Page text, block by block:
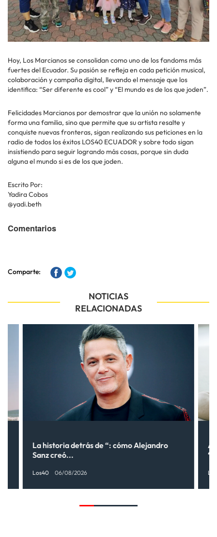
Hoy, Los Marcianos se consolidan como uno de los fandoms más
fuertes del Ecuador. Su pasión se refleja en cada petición musical,
colaboración y campaña digital, llevando el mensaje que los
identifica: “Ser diferente es cool” y “El mundo es de los que joden”.
Felicidades Marcianos por demostrar que la unión no solamente
forma una familia, sino que permite que su artista resalte y
conquiste nuevas fronteras, sigan realizando sus peticiones en la
radio de todos los éxitos LOS40 ECUADOR y sobre todo sigan
insistiendo para seguir logrando más cosas, porque sin duda
alguna el mundo si es de los que joden.
Escrito Por:
Yadira Cobos
@yadi.beth
Comentarios
Comparte:
NOTICIAS
RELACIONADAS
La historia detrás de “: cómo Alejandro
Sanz creó...
Los40 06/08/2026